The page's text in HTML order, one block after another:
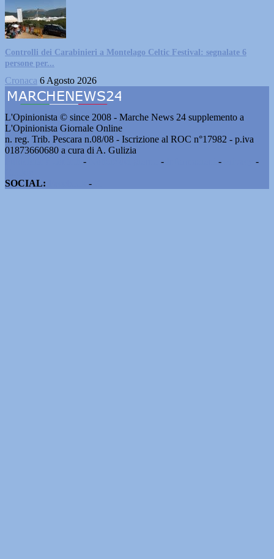
Controlli dei Carabinieri a Montelago Celtic Festival: segnalate 6
persone per...
Cronaca 6 Agosto 2026
L'Opinionista © since 2008 - Marche News 24 supplemento a
L'Opinionista Giornale Online
n. reg. Trib. Pescara n.08/08 - Iscrizione al ROC n°17982 - p.iva
01873660680 a cura di A. Gulizia
- - -
-
SOCIAL:
-